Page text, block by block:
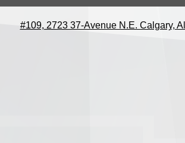
#109, 2723 37-Avenue N.E. Calgary,